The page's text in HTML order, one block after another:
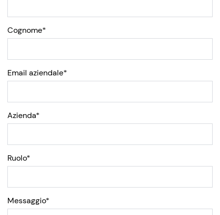
Cognome*
Email aziendale*
Azienda*
Ruolo*
Messaggio*